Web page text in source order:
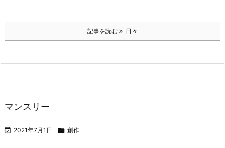
記事を読む 日々
マンスリー
 2021年7月1日  創作